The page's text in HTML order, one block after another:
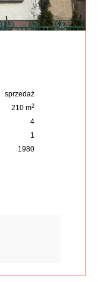
sprzedaż
210 m2
4
1
1980